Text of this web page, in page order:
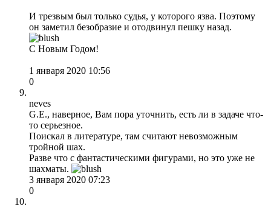
И трезвым был только судья, у которого язва. Поэтому
он заметил безобразие и отодвинул пешку назад.
С Новым Годом!
1 января 2020 10:56
0
neves
G.E., наверное, Вам пора уточнить, есть ли в задаче что-
то серьезное.
Поискал в литературе, там считают невозможным
тройной шах.
Разве что с фантастическими фигурами, но это уже не
шахматы.
3 января 2020 07:23
0